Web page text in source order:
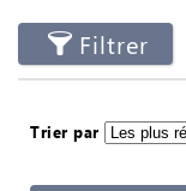
Filtrer
Trier par